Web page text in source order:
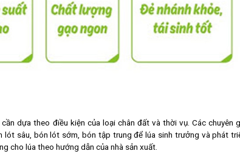
dựa theo điều kiện của loại chân đất và thời vụ. Các chuyên
lót sâu, bón lót sớm, bón tập trung để lúa sinh trưởng và phát
cho lúa theo hướng dẫn của nhà sản xuất.